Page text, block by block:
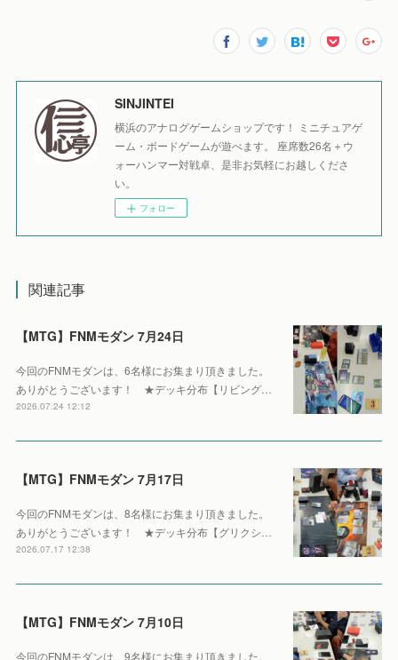
SINJINTEI
横浜のアナログゲームショップです！ ミニチュアゲ
ーム・ボードゲームが遊べます。 座席数26名＋ウ
ォーハンマー対戦卓、是非お気軽にお越しくださ
い。
フォロー
関連記事
【MTG】FNMモダン 7月24日
今回のFNMモダンは、6名様にお集まり頂きました。
ありがとうございます！ ★デッキ分布【リビング…
2026.07.24 12:12
【MTG】FNMモダン 7月17日
今回のFNMモダンは、8名様にお集まり頂きました。
ありがとうございます！ ★デッキ分布【グリクシ…
2026.07.17 12:38
【MTG】FNMモダン 7月10日
今回のFNMモダンは、9名様にお集まり頂きました。